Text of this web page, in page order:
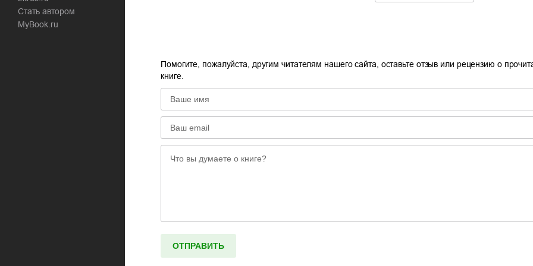
Стать автором
MyBook.ru
Помогите, пожалуйста, другим читателям нашего сайта, оставьте отзыв или рецензию о
книге.